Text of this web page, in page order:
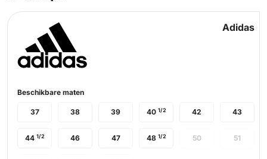
Adidas
Beschikbare maten
37 38 39 40 1/2 42 43
44 1/2 46 47 48 1/2 50 51